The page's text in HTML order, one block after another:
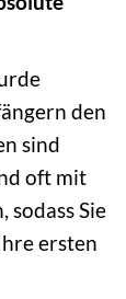
den
sind
oft mit
Sie
ersten